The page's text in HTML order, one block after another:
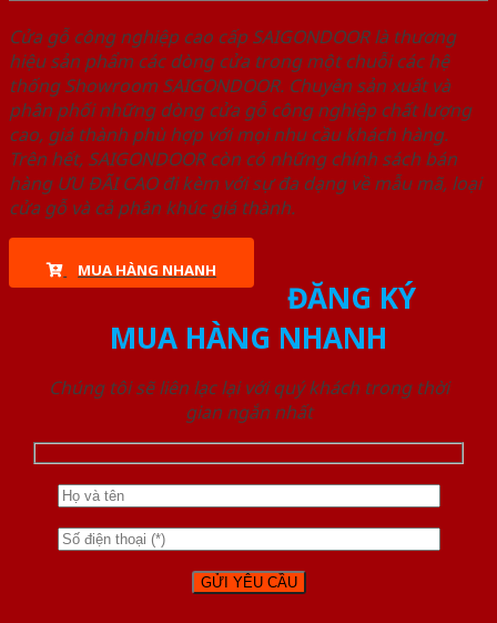
Cửa gỗ công nghiệp cao cấp SAIGONDOOR là thương
hiệu sản phẩm các dòng cửa trong một chuỗi các hệ
thống Showroom SAIGONDOOR. Chuyên sản xuất và
phân phối những dòng cửa gỗ công nghiệp chất lượng
cao, giá thành phù hợp với mọi nhu cầu khách hàng.
Trên hết, SAIGONDOOR còn có những chính sách bán
hàng ƯU ĐÃI CAO đi kèm với sự đa dạng về mẫu mã, loại
cửa gỗ và cả phân khúc giá thành.
MUA HÀNG NHANH
ĐĂNG KÝ
MUA HÀNG NHANH
Chúng tôi sẽ liên lạc lại với quý khách trong thời
gian ngắn nhất